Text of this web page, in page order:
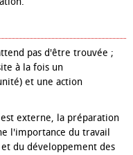
pas d'être trouvée ;
à la fois un
et une action
externe, la préparation
l'importance du travail
du développement des